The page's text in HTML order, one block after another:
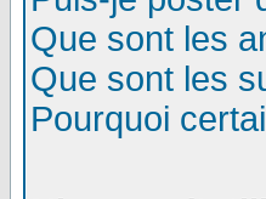
Que sont les
Que sont les
Pourquoi